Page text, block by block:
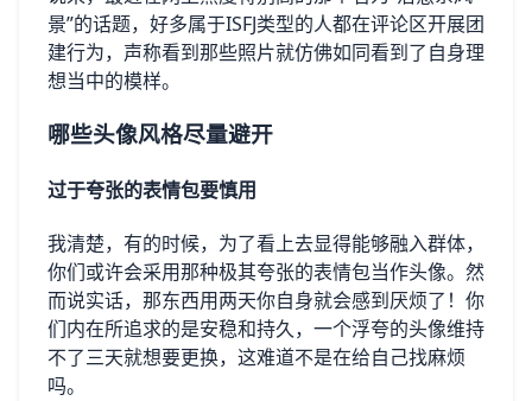
景”的话题，好多属于ISFJ类型的人都在评论区开展团
建行为，声称看到那些照片就仿佛如同看到了自身理
想当中的模样。
哪些头像风格尽量避开
过于夸张的表情包要慎用
我清楚，有的时候，为了看上去显得能够融入群体，
你们或许会采用那种极其夸张的表情包当作头像。然
而说实话，那东西用两天你自身就会感到厌烦了！你
们内在所追求的是安稳和持久，一个浮夸的头像维持
不了三天就想要更换，这难道不是在给自己找麻烦
吗。